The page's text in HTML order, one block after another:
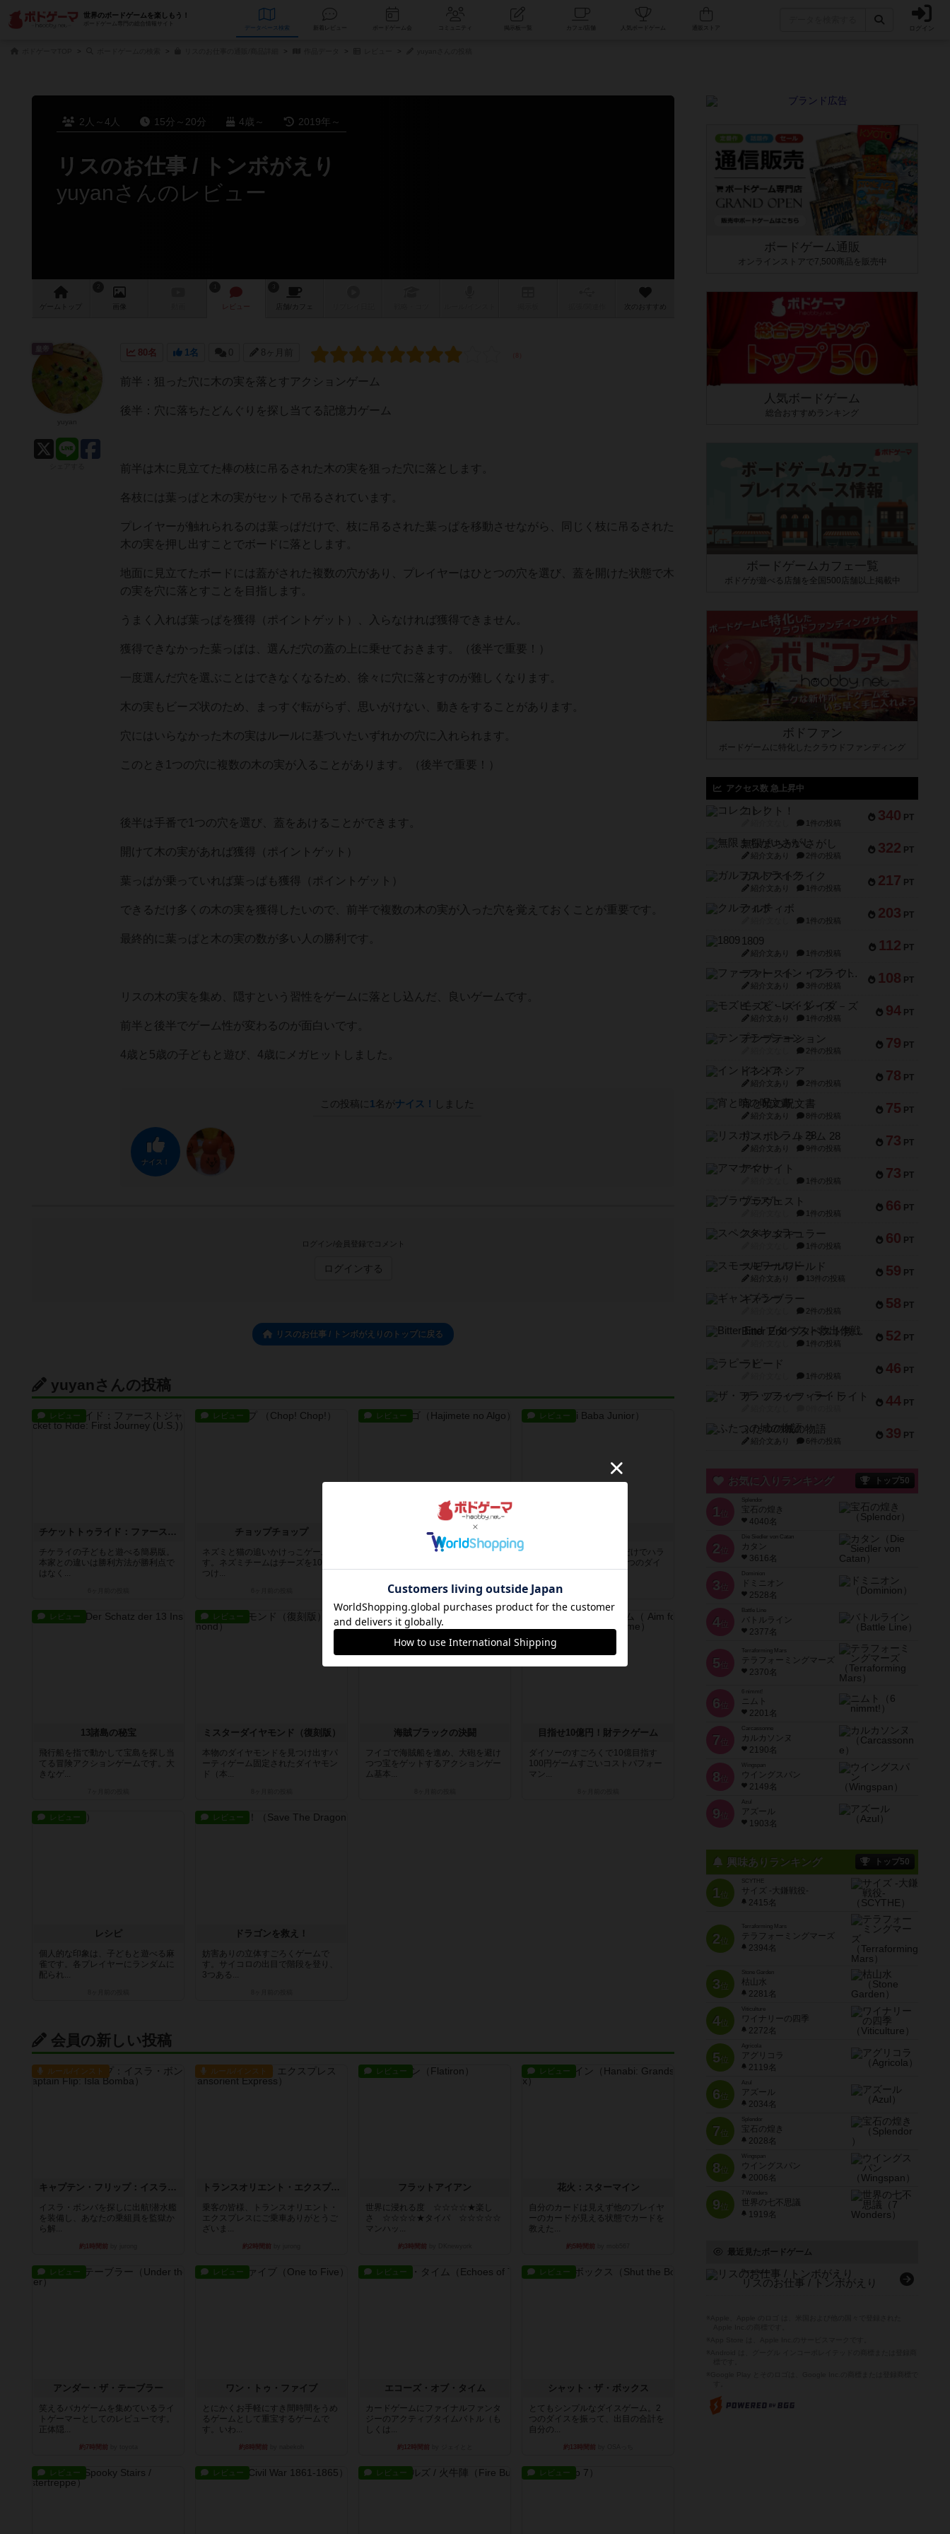
世界のボードゲームを楽しもう！
ボードゲーム専門の総合情報サイト
データベース コミュニティ 人気ボードゲーム ログイン
2人～4人 15分～20分 4歳～ 2019年～
リスのお仕事 / トンボがえり
yuyanさんのレビュー
ゲーム 画像 レビュー 店舗/ カフェ 次のおすすめ
80名 1名 0 8ヶ月前
前半：狙った穴に木の実を落とすアクションゲーム
後半：穴に落ちたどんぐりを探し当てる記憶力ゲーム
前半は木に見立てた棒の枝に吊るされた木の実を狙った穴に落とします。
各枝には葉っぱと木の実がセットで吊るされています。
プレイヤーが触れられるのは葉っぱだけで、枝に吊るされた葉っぱを移動させながら、同じく枝に吊るされた
木の実を押し出すことでボードに落とします。
地面に見立てたボードには蓋がされた複数の穴があり、プレイヤーはひとつの穴を選び、蓋を開けた状態で木
の実を穴に落とすことを目指します。
うまく入れば葉っぱを獲得（ポイントゲット）、入らなければ獲得できません。
獲得できなかった葉っぱは、選んだ穴の蓋の上に乗せておきます。（後半で重要！）
一度選んだ穴を選ぶことはできなくなるため、徐々に穴に落とすのが難しくなります。
木の実もビーズ状のため、まっすぐ転がらず、思いがけない、動きをすることがあります。
穴にはいらなかった木の実はルールに基づいたいずれかの穴に入れられます。
このとき1つの穴に複数の木の実が入ることがあります。（後半で重要！）
後半は手番で1つの穴を選び、蓋をあけることができます。
開けて木の実があれば獲得（ポイントゲット）
葉っぱが乗っていれば葉っぱも獲得（ポイントゲット）
できるだけ多くの木の実を獲得したいので、前半で複数の木の実が入った穴を覚えておくことが重要です。
最終的に葉っぱと木の実の数が多い人の勝利です。
リスの木の実を集め、隠すという習性をゲームに落とし込んだ、良いゲームです。
前半と後半でゲーム性が変わるのが面白いです。
4歳と5歳の子どもと遊び、4歳にメガヒットしました。
この投稿に 1 名がナイス！ しました
ナイス！
皇帝
ログイン/会員登録でコメント
ログインする
リスのお仕事 / トンボがえりのトップに戻る
yuyanさんの投稿
レビュー
チケットトゥライド：ファーストジャーニー
チケライの子どもと遊べる簡易版。
本家との違いは勝利方法が勝利点で
はなく...
レビュー
チョップチョップ
ネズミと猫の追いかけっこゲームで
す。ネズミチームはチーズを10個見
つけ...
レビュー
はじめてのアルゴ
アルゴのジュニア版です。お互いに
7ヶ月前の投稿
レビュー
ダイヤルをクルクル回すだけでハラ
ハラするゲームゲームは6つのダイ
レビュー
13諸島の秘宝
飛行船を指で動かして宝島を探し当
てる冒険アクションゲームです。大
きなゲ...
レビュー
ミスターダイヤモンド（復刻版）
本物のダイヤモンドを見つけ出すパ
ーティゲーム固定されたダイヤモン
ド（本...
レビュー
海賊ブラックの決闘
フイゴで海賊船を進め、大砲を避け
つつ宝をゲットするアクションゲー
ム基本...
目指せ10億円！財テクゲーム
ダイソーのすごろくで10億目指す
100円ゲームすごいコストパフォー
マン...
レビュー
レシピ
個人的な印象は、子どもと遊べる麻
雀です。各プレイヤーにランダムに
配られ...
レビュー
ドラゴンを救え！
妨害ありの立体すごろくゲームで
す。サイコロの出目で階段を登り、
3つある...
会員の新しい投稿
ルール/インスト
キャプテン・フリップ：イスラ・ボンバ
イスラ・ボンバを探しに出航!潜水艦
を装備し、あなたの乗組員を監獄か
ら解...
約1時間前
ルール/インスト
トランスオリエント・エクスプレス
乗客の皆様、トランスオリエント・
エクスプレスにご乗車ありがとうご
ざいま...
約2時間前
レビュー
フラットアイアン
世界に浸れる度 ☆☆☆☆★楽し
さ ☆☆☆☆★タイパ ☆☆☆☆☆
マンハッ...
約3時間前
レビュー
花火：スターマイン
自分のカードは見えず他のプレイヤ
ーのカードが見える状態でカードを
教えた...
約5時間前
レビュー
アンダー・ザ・テーブラー
笑えるバカゲームを集めているライ
トゲーマーとしてのレビューです。
正体隠...
約7時間前
レビュー
ワン・トゥ・ファイブ
とにかくお手軽にすき間時間をうめ
るゲームとして重宝するゲームで
す。いわ...
約8時間前
レビュー
エコーズ・オブ・タイム
カードゲームにファイナルファンタ
ジーのアクティブタイムバトル（も
しくは...
約12時間前
レビュー
シャット・ザ・ボックス
とてもシンプルなダイスゲーム。2
つのダイスを振って、出目の合計を
自分の...
約13時間前
レビュー レビュー レビュー レビュー
ボードゲーム通販
オンラインストアで7,500商品を販売中
人気ボードゲーム
総合おすすめランキング
ボードゲームカフェ一覧
ボドゲが遊べる店舗を全国500店舗以上掲載中
ボドファン
ボードゲームに特化したクラウドファンディング
アクセス数 急上昇中
340 PT
コレクト！
1件の投稿
322 PT
無限まちがいさがし
紹介文あり 2件の投稿
217 PT
ガルフストライク
紹介文あり 1件の投稿
203 PT
クルティボ
1件の投稿
112 PT
1809
紹介文あり 1件の投稿
108 PT
ファースト・イン・フライト
紹介文あり 3件の投稿
94 PT
モズビ－ズ・レイダ－ズ
紹介文あり 1件の投稿
79 PT
テンプテーション
2件の投稿
78 PT
インドネシア
紹介文あり 2件の投稿
75 PT
宵と暁の呪文書
紹介文あり 8件の投稿
73 PT
リスボン・トラム 28
紹介文あり 9件の投稿
73 PT
アマナイト
1件の投稿
66 PT
ブラヴェスト
1件の投稿
60 PT
スペクタキュラー
1件の投稿
59 PT
スモールワールド
紹介文あり 13件の投稿
58 PT
ギャンブラー
2件の投稿
52 PT
Bitter End ブタペスト救出作戦
1件の投稿
46 PT
ラピード
1件の投稿
44 PT
ザ・フラッフィー・ライト
39 PT
ふたつの城の物語
紹介文あり 6件の投稿
お気に入りランキング トップ50
1 位
宝石の煌き
4040名
2 位
Die Siedler von Catan
カタン
3616名
3 位
ドミニオン
2528名
4位
Battle Line
バトルライン
2377名
5 位
Terraforming Mars
テラフォーミングマーズ
2370名
6 位
ニムト
2201名
7 位
Carcassonne
カルカソンヌ
2190名
8 位
Wingspan
ウイングスパン
2149名
9 位
Azul
アズール
1903名
興味ありランキング トップ50
1位
SCYTHE
サイズ -大鎌戦役-
2415名
2位
Terraforming Mars
テラフォーミングマーズ
2394名
3位
Stone Garden
枯山水
2281名
4位
Viticulture
ワイナリーの四季
2272名
5位
Agricola
アグリコラ
2119名
6位
Azul
アズール
2034名
7位
宝石の煌き
2028名
8位
Wingspan
ウイングスパン
2006名
9位
7 Wonders
世界の七不思議
1919名
最近見たボードゲーム
Purzelbaum
リスのお仕事 / トンボがえり